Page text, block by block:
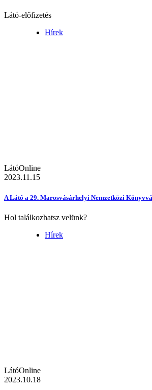
Látó-előfizetés
Hírek
LátóOnline
2023.11.15
A Látó a 29. Marosvásárhelyi Nemzetközi
Hol találkozhatsz velünk?
Hírek
LátóOnline
2023.10.18